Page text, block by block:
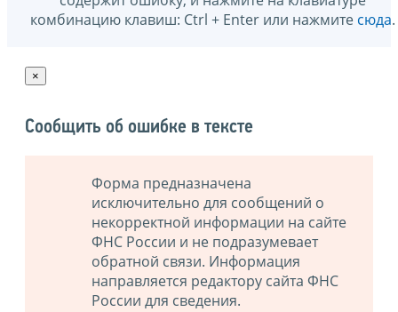
комбинацию клавиш: Ctrl + Enter или нажмите сюда.
×
Сообщить об ошибке в тексте
Форма предназначена
исключительно для сообщений о
некорректной информации на сайте
ФНС России и не подразумевает
обратной связи. Информация
направляется редактору сайта ФНС
России для сведения.